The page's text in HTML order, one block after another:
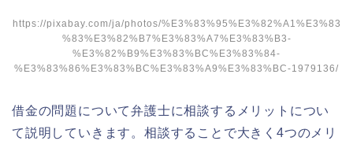
https://pixabay.com/ja/photos/%E3%83%95%E3%82%A1%E3%83
%83%E3%82%B7%E3%83%A7%E3%83%B3-
%E3%82%B9%E3%83%BC%E3%83%84-
%E3%83%86%E3%83%BC%E3%83%A9%E3%83%BC-1979136/
借金の問題について弁護士に相談するメリットについ
て説明していきます。相談することで大きく4つのメリ